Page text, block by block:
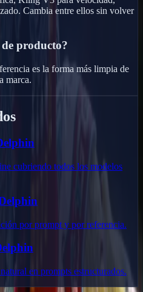
Cambia entre ellos sin volver
producto?
es la forma más limpia de
marca.
cubriendo todos los modelos
por prompt y por referencia.
en prompts estructurados.